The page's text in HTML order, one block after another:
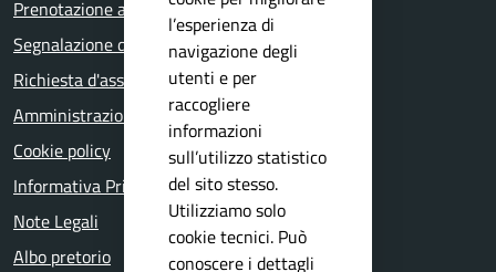
Prenotazione appuntamento
Segnalazione disservizio
Richiesta d'assistenza
Amministrazione trasparente
Cookie policy
Informativa Privacy
Note Legali
Albo pretorio
l’esperienza di
navigazione degli
utenti e per
raccogliere
informazioni
sull’utilizzo statistico
del sito stesso.
Utilizziamo solo
cookie tecnici. Può
conoscere i dettagli